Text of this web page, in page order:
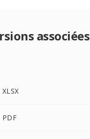
associées
PDF